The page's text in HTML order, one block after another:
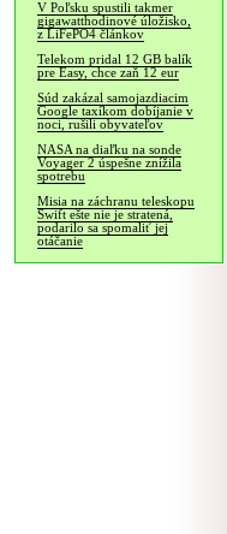
V Poľsku spustili takmer
gigawatthodinové úložisko,
z LiFePO4 článkov
Telekom pridal 12 GB balík
pre Easy, chce zaň 12 eur
Súd zakázal samojazdiacim
Google taxíkom dobíjanie v
noci, rušili obyvateľov
NASA na diaľku na sonde
Voyager 2 úspešne znížila
spotrebu
Misia na záchranu teleskopu
Swift ešte nie je stratená,
podarilo sa spomaliť jej
otáčanie